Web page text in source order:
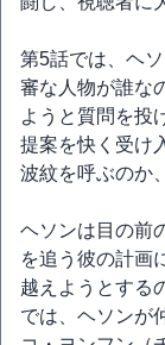
第5話では、ヘ
審な人物が誰な
ようと質問を投
提案を快く受け
波紋を呼ぶのか
ヘソンは目の前
を追う彼の計画
越えようとする
では、ヘソンが